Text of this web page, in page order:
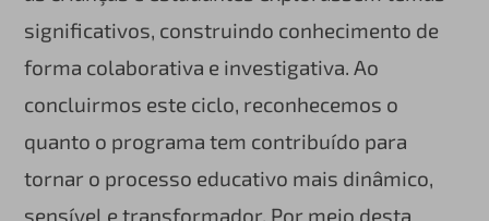
significativos, construindo conhecimento de
forma colaborativa e investigativa. Ao
concluirmos este ciclo, reconhecemos o
quanto o programa tem contribuído para
tornar o processo educativo mais dinâmico,
sensível e transformador. Por meio desta